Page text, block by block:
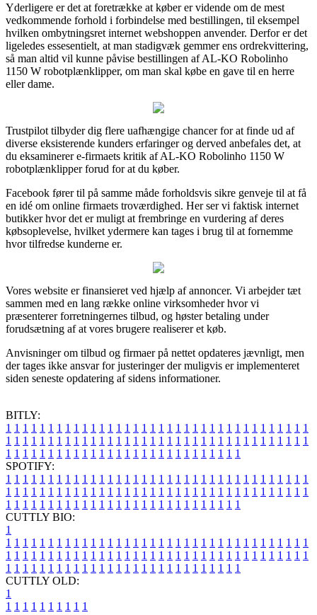
Yderligere er det at foretrække at køber er vidende om de mest
vedkommende forhold i forbindelse med bestillingen, til eksempel
hvilken ombytningsret internet webshoppen anvender. Derfor er det
ligeledes essesentielt, at man stadigvæk gemmer ens ordrekvittering,
så man altid vil kunne påvise bestillingen af AL-KO Robolinho
1150 W robotplænklipper, om man skal købe en gave til en herre
eller dame.
Trustpilot tilbyder dig flere uafhængige chancer for at finde ud af
diverse eksisterende kunders erfaringer og derved anbefales det, at
du eksaminerer e-firmaets kritik af AL-KO Robolinho 1150 W
robotplænklipper forud for at du køber.
Facebook fører til på samme måde forholdsvis sikre genveje til at få
en idé om online firmaets troværdighed. Her ser vi faktisk internet
butikker hvor det er muligt at frembringe en vurdering af deres
købsoplevelse, hvilket ydermere kan tages i brug til at fornemme
hvor tilfredse kunderne er.
Vores website er finansieret ved hjælp af annoncer. Vi arbejder tæt
sammen med en lang række online virksomheder hvor vi
præsenterer forretningernes tilbud, og høster betaling under
forudsætning af at vores brugere realiserer et køb.
Anvisninger om tilbud og firmaer på nettet opdateres jævnligt, men
der tages ikke ansvar for justeringer der muligvis er implementeret
siden seneste opdatering af sidens informationer.
BITLY:
1 1 1 1 1 1 1 1 1 1 1 1 1 1 1 1 1 1 1 1 1 1 1 1 1 1 1 1 1 1 1 1 1 1 1 1
1 1 1 1 1 1 1 1 1 1 1 1 1 1 1 1 1 1 1 1 1 1 1 1 1 1 1 1 1 1 1 1 1 1 1 1
1 1 1 1 1 1 1 1 1 1 1 1 1 1 1 1 1 1 1 1 1 1 1 1 1 1 1 1
SPOTIFY:
1 1 1 1 1 1 1 1 1 1 1 1 1 1 1 1 1 1 1 1 1 1 1 1 1 1 1 1 1 1 1 1 1 1 1 1
1 1 1 1 1 1 1 1 1 1 1 1 1 1 1 1 1 1 1 1 1 1 1 1 1 1 1 1 1 1 1 1 1 1 1 1
1 1 1 1 1 1 1 1 1 1 1 1 1 1 1 1 1 1 1 1 1 1 1 1 1 1 1 1
CUTTLY BIO:
1
1 1 1 1 1 1 1 1 1 1 1 1 1 1 1 1 1 1 1 1 1 1 1 1 1 1 1 1 1 1 1 1 1 1 1 1
1 1 1 1 1 1 1 1 1 1 1 1 1 1 1 1 1 1 1 1 1 1 1 1 1 1 1 1 1 1 1 1 1 1 1 1
1 1 1 1 1 1 1 1 1 1 1 1 1 1 1 1 1 1 1 1 1 1 1 1 1 1 1 1
CUTTLY OLD:
1
1 1 1 1 1 1 1 1 1 1